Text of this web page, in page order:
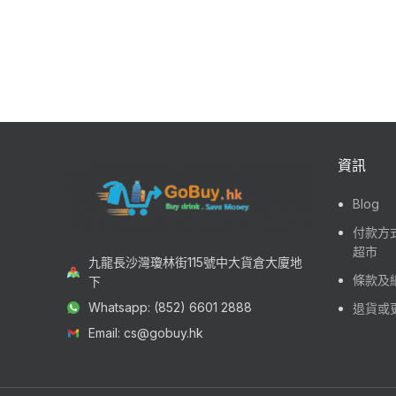
九龍長沙灣瓊林街115號中大貨倉大廈地
下
Whatsapp: (852) 6601 2888
Email: cs@gobuy.hk
資訊
Blog
付款方
超市
條款及
退貨或